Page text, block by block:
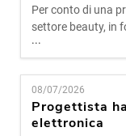
ES
Per conto di una
settore beauty, in
italiano,
time da inserire
vendita esclusivo
cerchiamo Una
professionale,
hairstyling e
...
08/07/2026
Progettista
elettronica